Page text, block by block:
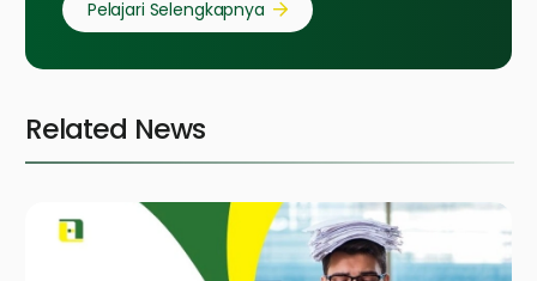
Pelajari Selengkapnya
Related News